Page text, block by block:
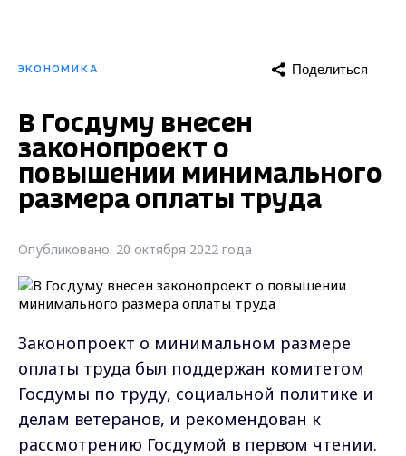
ЭКОНОМИКА Поделиться
В Госдуму внесен
законопроект о
повышении минимального
размера оплаты труда
Опубликовано: 20 октября 2022 года
Законопроект о минимальном размере
оплаты труда был поддержан комитетом
Госдумы по труду, социальной политике и
делам ветеранов, и рекомендован к
рассмотрению Госдумой в первом чтении.